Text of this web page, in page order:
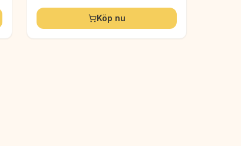
Köp nu